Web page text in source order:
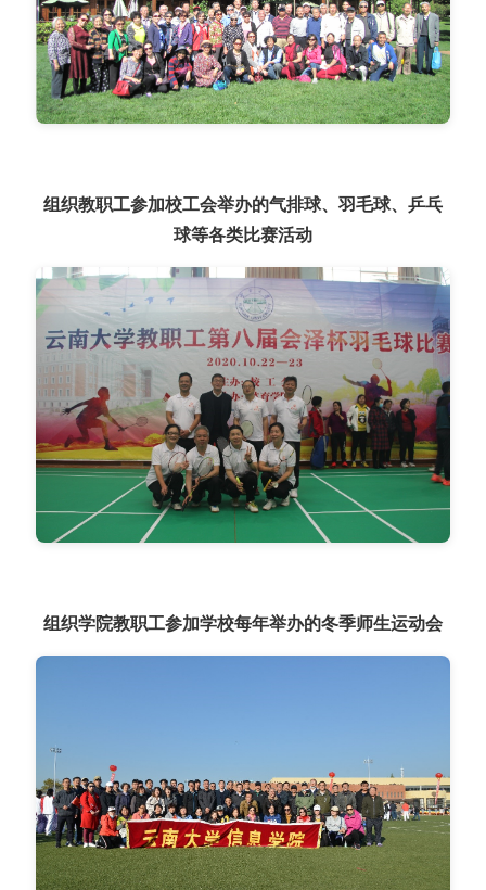
组织教职工参加校工会举办的气排球、羽毛球、乒乓
球等各类比赛活动
组织学院教职工参加学校每年举办的冬季师生运动会